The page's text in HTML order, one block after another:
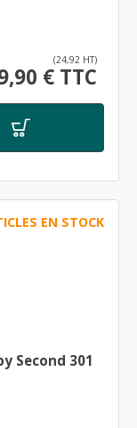
(24,92 HT)
€ TTC
EN STOCK
Second 301